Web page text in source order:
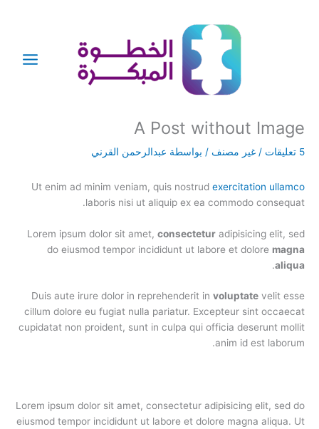
A Post without Image
5 تعليقات / غير مصنف / بواسطة عبدالرحمن القرني
Ut enim ad minim veniam, quis nostrud exercitation ullamco
laboris nisi ut aliquip ex ea commodo consequat.
Lorem ipsum dolor sit amet, consectetur adipisicing elit, sed
do eiusmod tempor incididunt ut labore et dolore magna
aliqua
.
Duis aute irure dolor in reprehenderit in voluptate velit esse
cillum dolore eu fugiat nulla pariatur. Excepteur sint occaecat
cupidatat non proident, sunt in culpa qui officia deserunt mollit
anim id est laborum.
Lorem ipsum dolor sit amet, consectetur adipisicing elit, sed do
eiusmod tempor incididunt ut labore et dolore magna aliqua. Ut